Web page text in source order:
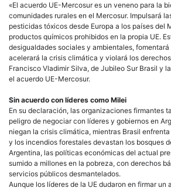
«El acuerdo UE-Mercosur es un veneno para la
comunidades rurales en el Mercosur. Impulsará
pesticidas tóxicos desde Europa a los países del
productos químicos prohibidos en la propia UE.
desigualdades sociales y ambientales,
acelerará la crisis climática y violará los
Francisco Vladimir Silva, de Jubileo Sur Brasil y
el acuerdo UE-Mercosur.
Sin acuerdo con líderes como Milei
En su declaración, las organizaciones firmantes
peligro de negociar con líderes y gobiernos en
niegan la crisis climática, mientras Brasil
y los incendios forestales devastan los bosques
Argentina, las políticas económicas del actual
sumido a millones en la pobreza, con derechos
servicios públicos desmantelados.
Aunque los líderes de la UE dudaron en firmar un